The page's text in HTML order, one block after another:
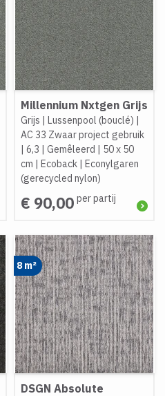
Millennium Nxtgen Grijs
Grijs | Lussenpool (bouclé) |
AC 33 Zwaar project gebruik
| 6,3 | Gemêleerd | 50 x 50
cm | Ecoback | Econylgaren
(gerecycled nylon)
€ 90,00 per partij
8 m²
DSGN Absolute